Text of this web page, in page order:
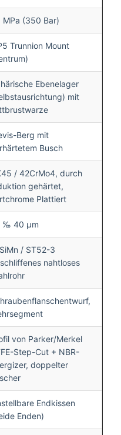
MPa (350 Bar)
Trunnion Mount
Ebenelager
mit
Berg mit
Busch
/ 42CrMo4, durch
gehärtet,
Plattiert
‰ 40 μm
/ ST52-3
nahtloses
von Parker/Merkel
Step-Cut + NBR-
doppelter
Endkissen
Enden)